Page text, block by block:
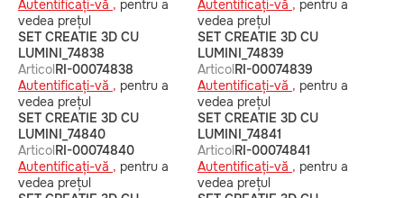
Autentificați-vă , pentru a
vedea prețul
Autentificați-vă , pentru a
vedea prețul
SET CREATIE 3D CU
LUMINI_74838
ArticolRI-00074838
Autentificați-vă , pentru a
vedea prețul
SET CREATIE 3D CU
LUMINI_74839
ArticolRI-00074839
Autentificați-vă , pentru a
vedea prețul
SET CREATIE 3D CU
LUMINI_74840
ArticolRI-00074840
Autentificați-vă , pentru a
vedea prețul
SET CREATIE 3D CU
LUMINI_74841
ArticolRI-00074841
Autentificați-vă , pentru a
vedea prețul